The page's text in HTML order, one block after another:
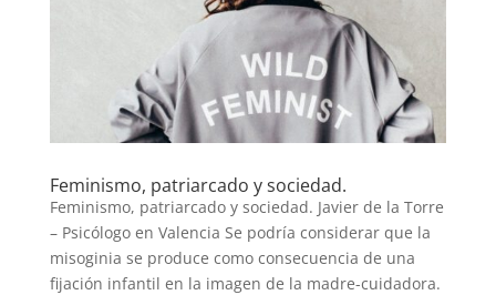
Feminismo, patriarcado y sociedad.
Feminismo, patriarcado y sociedad. Javier de la Torre
– Psicólogo en Valencia Se podría considerar que la
misoginia se produce como consecuencia de una
fijación infantil en la imagen de la madre-cuidadora.